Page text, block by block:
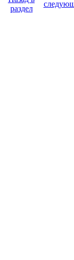
раздел